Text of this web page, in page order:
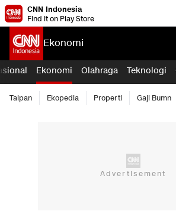
CNN Indonesia
Find it on Play Store
Ekonomi
Ekonomi Olahraga Teknologi
Taipan Ekopedia Properti Gaji Bumn